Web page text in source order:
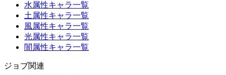
水属性キャラ一覧
土属性キャラ一覧
風属性キャラ一覧
光属性キャラ一覧
闇属性キャラ一覧
ジョブ関連